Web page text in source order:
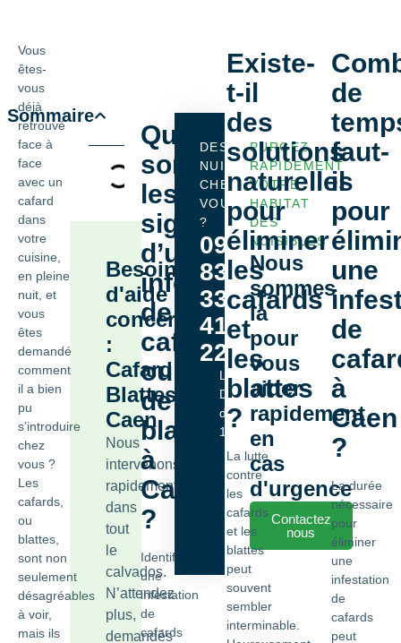
Vous
êtes-
vous
déjà
retrouvé
face à
face
avec un
cafard
dans
votre
cuisine,
en pleine
nuit, et
vous
êtes
demandé
comment
il a bien
pu
s’introduire
chez
vous ?
Les
cafards,
ou
blattes,
sont non
seulement
désagréables
à voir,
mais ils
Sommaire
Besoin
d'aide
concernant
:
Cafard
Blattes
Caen
Nous
intervenons
rapidement
dans
tout
le
calvados.
N’attendez
plus,
demandés
Quels
sont
les
signes
d’une
infestation
de
cafards
ou
de
blattes
à
Caen
?
Identifier
une
infestation
de
cafards
DES
NUISIBLES
CHEZ
VOUS
?
09
83
33
41
22
Lundi -
Dimanche
de 9h00 à
18h00
PURGEZ
RAPIDEMENT
VOTRE
HABITAT
DES
NUISIBLES
Nous
sommes
là
pour
vous
aider
rapidement
en
cas
d'urgence
Contactez
nous
Existe-
t-il
des
solutions
naturelles
pour
éliminer
les
cafards
et
les
blattes
?
La lutte
contre
les
cafards
et les
blattes
peut
souvent
sembler
interminable.
de
faut-
il
pour
une
de
à
Caen
?
La durée
nécessaire
pour
éliminer
une
infestation
de
cafards
peut